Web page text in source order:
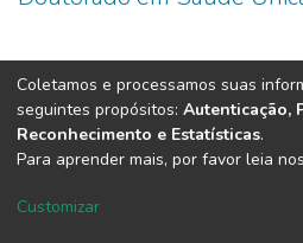
DSpace software copyright
Coletamos e processamos suas
seguintes propósitos: Autenticação,
Reconhecimento e Estatísticas.
Para aprender mais, por favor leia
Customizar